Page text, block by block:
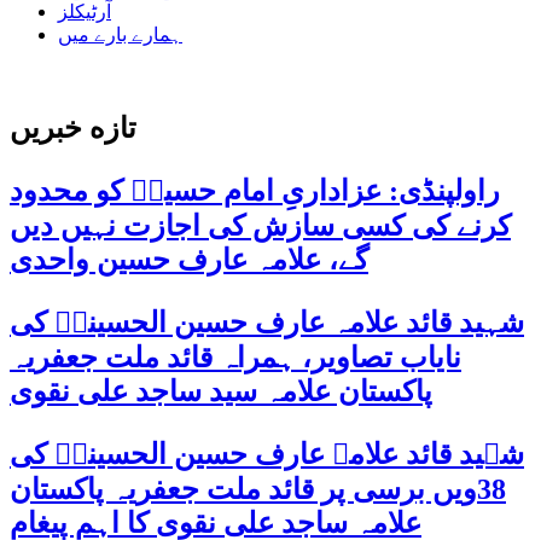
آرٹیکلز
ہمارے بارے میں
تازه خبریں
راولپنڈی: عزاداریِ امام حسینؑ کو محدود
کرنے کی کسی سازش کی اجازت نہیں دیں
گے، علامہ عارف حسین واحدی
شہید قائد علامہ عارف حسین الحسینیؒ کی
نایاب تصاویر، ہمراہ قائد ملت جعفریہ
پاکستان علامہ سید ساجد علی نقوی
شہید قائد علامہ عارف حسین الحسینیؒ کی
38ویں برسی پر قائد ملت جعفریہ پاکستان
علامہ ساجد علی نقوی کا اہم پیغام